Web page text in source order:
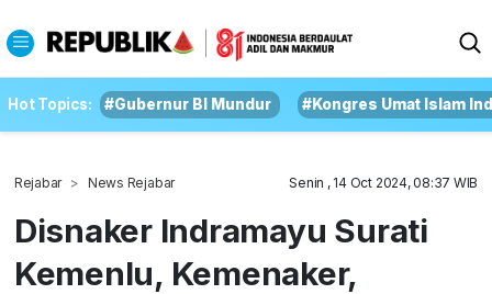
Hot Topics: #Gubernur BI Mundur #Kongres Umat Islam
Rejabar News Rejabar Senin , 14 Oct 2024, 08:37 WIB
Disnaker Indramayu Surati
Kemenlu, Kemenaker,